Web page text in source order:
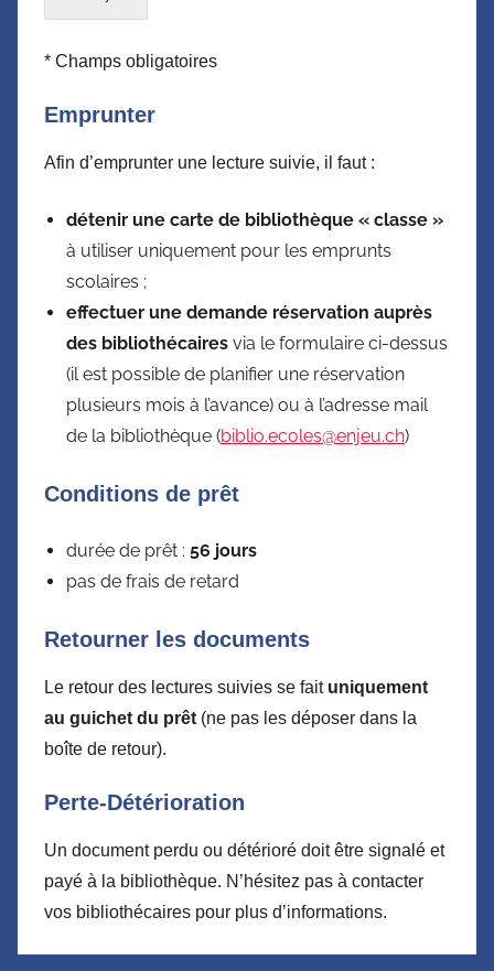
* Champs obligatoires
Emprunter
Afin d’emprunter une lecture suivie, il faut :
détenir une carte de bibliothèque « classe »
à utiliser uniquement pour les emprunts
scolaires ;
effectuer une demande réservation auprès
des bibliothécaires via le formulaire ci-dessus
(il est possible de planifier une réservation
plusieurs mois à l’avance) ou à l’adresse mail
de la bibliothèque (biblio.ecoles@enjeu.ch)
Conditions de prêt
durée de prêt : 56 jours
pas de frais de retard
Retourner les documents
Le retour des lectures suivies se fait uniquement
au guichet du prêt (ne pas les déposer dans la
boîte de retour).
Perte-Détérioration
Un document perdu ou détérioré doit être signalé et
payé à la bibliothèque. N’hésitez pas à contacter
vos bibliothécaires pour plus d’informations.